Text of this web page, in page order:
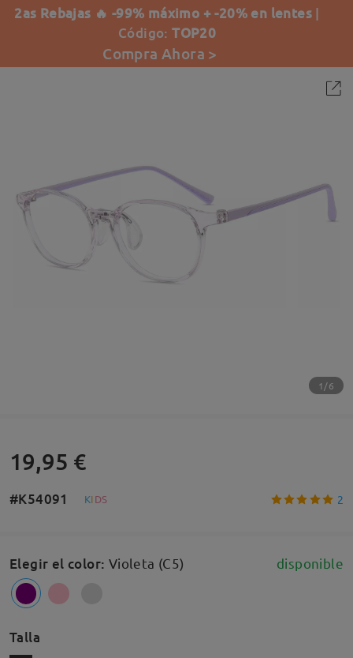
2as Rebajas 🔥 -99% máximo + -20% en lentes |
Código:TOP20
Compra Ahora >
1/6
19,95 €
#K54091 KIDS 2
Elegir el color: Violeta (C5) disponible
Talla